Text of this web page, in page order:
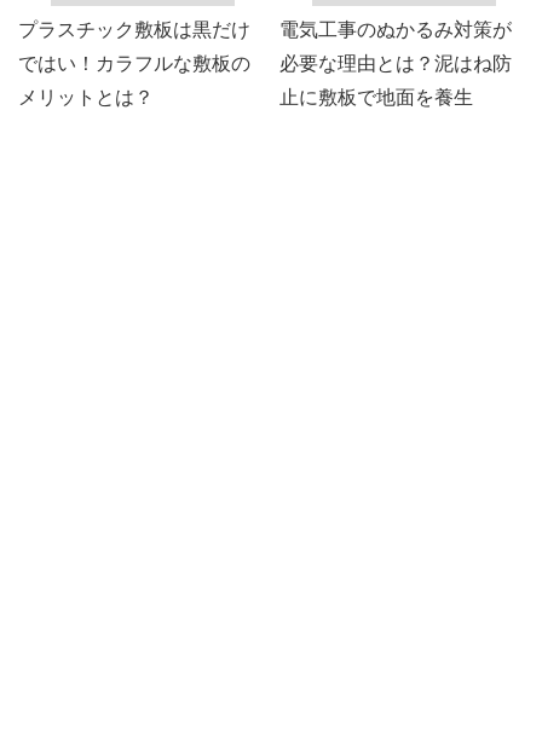
プラスチック敷板は黒だけ
ではい！カラフルな敷板の
メリットとは？
電気工事のぬかるみ対策が
必要な理由とは？泥はね防
止に敷板で地面を養生